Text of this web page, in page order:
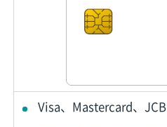
Visa、Mastercard、